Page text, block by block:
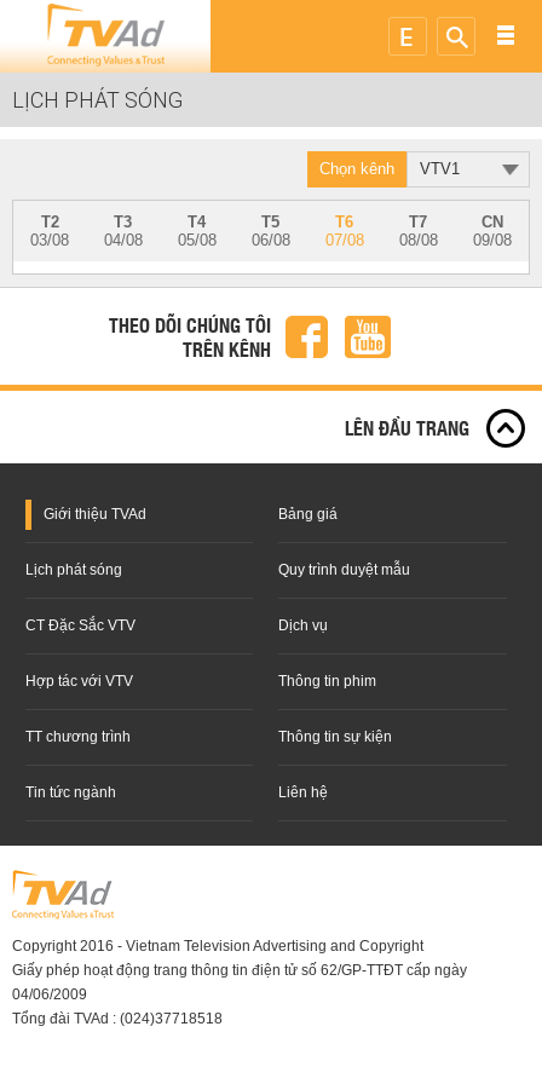
LỊCH PHÁT SÓNG
Chọn kênh VTV1
T2
03/08
T3
04/08
T4
05/08
T5
06/08
T6
07/08
T7
08/08
CN
09/08
THEO DÕI CHÚNG TÔI
TRÊN KÊNH
LÊN ĐẦU TRANG
Giới thiệu TVAd Bảng giá
Lịch phát sóng Quy trình duyệt mẫu
CT Đặc Sắc VTV Dịch vụ
Hợp tác với VTV Thông tin phim
TT chương trình Thông tin sự kiện
Tin tức ngành Liên hệ
Copyright 2016 - Vietnam Television Advertising and Copyright
Giấy phép hoạt động trang thông tin điện tử số 62/GP-TTĐT cấp ngày
04/06/2009
Tổng đài TVAd : (024)37718518